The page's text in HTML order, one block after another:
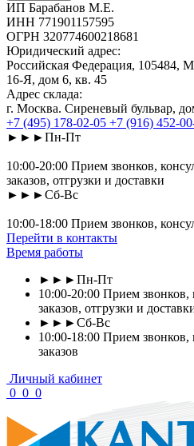
ИП Барабанов М.Е.
ИНН 771901157595
ОГРН 320774600218681
Юридический адрес:
Российская Федерация,
16-Я, дом 6, кв. 45
Адрес склада:
г. Москва. Сиреневый бульвар,
+7 (495) 178-02-05 +7 (916) 452-
►►►Пн-Пт
10:00-20:00 Прием звонков,
заказов, отгрузки и доставки
►►►Сб-Вс
10:00-18:00 Прием звонков,
Перейти в контакты
Время работы
►►►Пн-Пт
10:00-20:00 Прием звонков,
заказов, отгрузки и
►►►Сб-Вс
10:00-18:00 Прием звонков,
заказов
Личный кабинет
0 0 0